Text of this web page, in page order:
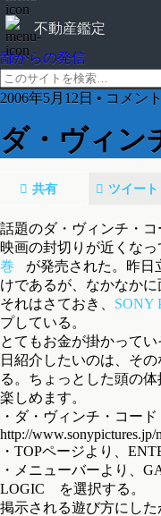
不動産鑑定
鄙からの発信
2006年5月12日 • コメン
ダ・ヴィン
共有 ツイート
話題のダ・ヴィンチ・コ
映画の封切りが近くなっ
巻
が発売された。昨日
けであるが、なかなかに
それはさておき、 SONY
プしている。
とてもお金が掛かって
日紹介したいのは、そ
る。ちょっとした頭の
楽しめます。
・ダ・ヴィンチ・コー
http://www.sonypictures.jp/
・TOPページより、
・メニューバーより、
LOGIC を選択する。
掲示される遊び方にした